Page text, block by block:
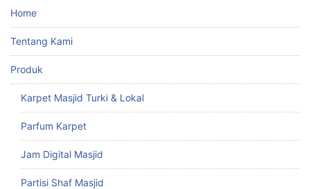
Home
Tentang Kami
Produk
Karpet Masjid Turki & Lokal
Parfum Karpet
Jam Digital Masjid
Partisi Shaf Masjid